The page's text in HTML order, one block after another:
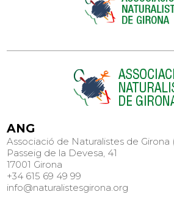
ANG
Associació de Naturalistes de Girona
Passeig de la Devesa, 41
17001 Girona
+34 615 69 49 99
info@naturalistesgirona.org